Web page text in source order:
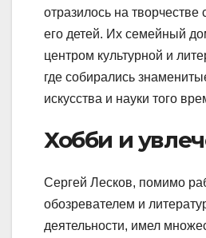
отразилось на творчестве
его детей. Их семейный
центром культурной и
где собирались
искусства и науки того
Хобби и
Сергей Лесков, помимо
обозревателем и
деятельности, имел